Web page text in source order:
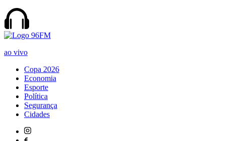
ao vivo
Copa 2026
Economia
Esporte
Política
Segurança
Cidades